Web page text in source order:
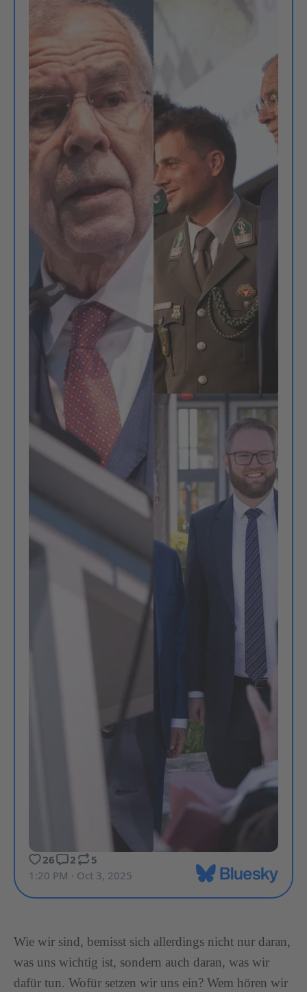
Wie wir sind, bemisst sich allerdings nicht nur daran,
was uns wichtig ist, sondern auch daran, was wir
dafür tun. Wofür setzen wir uns ein? Wem hören wir